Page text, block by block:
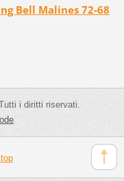
Bell Malines 72-68
i diritti riservati.